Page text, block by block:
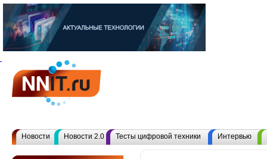
Новости Новости 2.0 Тесты цифровой техники Интервью